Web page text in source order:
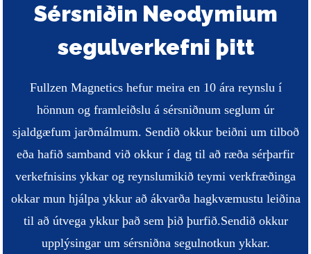
Sérsniðin Neodymium
segulverkefni þitt
Fullzen Magnetics hefur meira en 10 ára reynslu í
hönnun og framleiðslu á sérsniðnum seglum úr
sjaldgæfum jarðmálmum. Sendið okkur beiðni um tilboð
eða hafið samband við okkur í dag til að ræða sérþarfir
verkefnisins ykkar og reynslumikið teymi verkfræðinga
okkar mun hjálpa ykkur að ákvarða hagkvæmustu leiðina
til að útvega ykkur það sem þið þurfið.Sendið okkur
upplýsingar um sérsniðna segulnotkun ykkar.